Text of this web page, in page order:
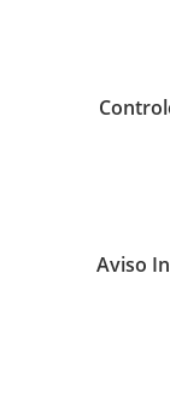
Aviso